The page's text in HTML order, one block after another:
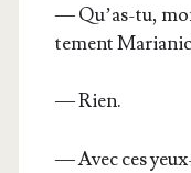
— Qu’as-tu,
te­ment
— Rien.
— Avec ces